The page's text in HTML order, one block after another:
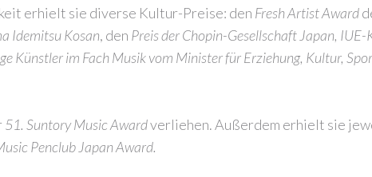
erhielt sie diverse Kultur-Preise: den Fresh Artist Award
Idemitsu Kosan, den Preis der Chopin-Gesellschaft Japan,
Künstler im Fach Musik vom Minister für Erziehung, Kultur,
51. Suntory Music Awardverliehen. Außerdem erhielt sie
Penclub Japan Award.